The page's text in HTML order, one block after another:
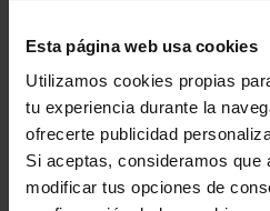
Esta página web usa cookies
Utilizamos cookies propias
tu experiencia durante la
ofrecerte publicidad
Si aceptas, consideramos que
modificar tus opciones de